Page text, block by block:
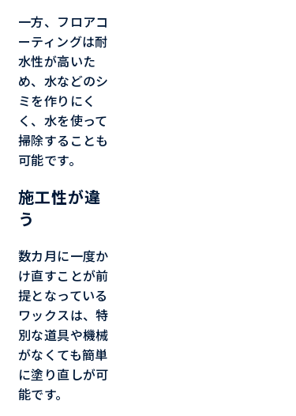
一方、フロアコ
ーティングは耐
水性が高いた
め、水などのシ
ミを作りにく
く、水を使って
掃除することも
可能です。
施工性が違
う
数カ月に一度か
け直すことが前
提となっている
ワックスは、特
別な道具や機械
がなくても簡単
に塗り直しが可
能です。